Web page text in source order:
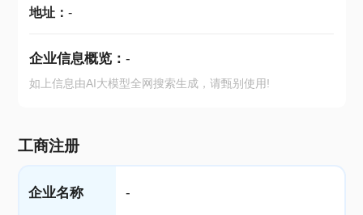
地址： -
企业信息概览： -
如上信息由AI大模型全网搜索生成，请甄别使用!
工商注册
企业名称 -